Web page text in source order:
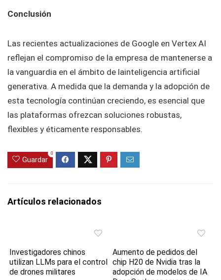
Conclusión
Las recientes actualizaciones de Google en Vertex AI
reflejan el compromiso de la empresa de mantenerse a
la vanguardia en el ámbito de lainteligencia artificial
generativa. A medida que la demanda y la adopción de
esta tecnología continúan creciendo, es esencial que
las plataformas ofrezcan soluciones robustas,
flexibles y éticamente responsables.
Guardar
0
Artículos relacionados
Investigadores chinos
utilizan LLMs para el control
de drones militares
Aumento de pedidos del
chip H20 de Nvidia tras la
adopción de modelos de IA